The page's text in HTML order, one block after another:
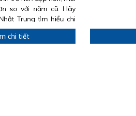
so với năm cũ. Hãy
Trung tìm hiểu chi
chi tiết